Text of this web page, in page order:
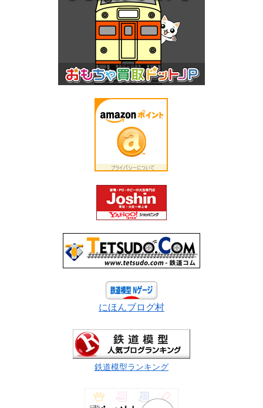
にほんブログ村
鉄道模型ランキング